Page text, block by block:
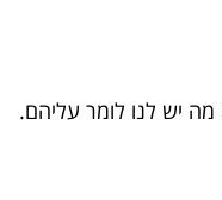
יש לנו לומר עליהם.